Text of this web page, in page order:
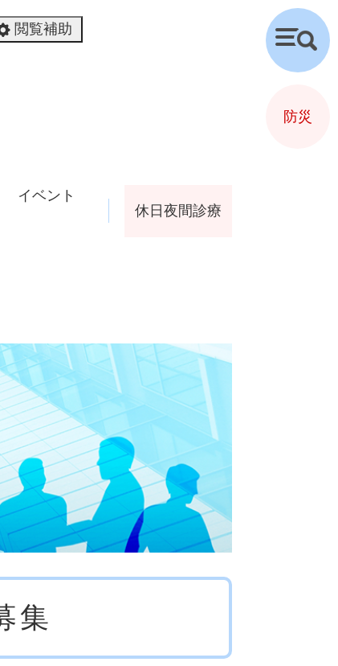
閲覧補助
イベント
休日夜間診療
集
検
索
防災